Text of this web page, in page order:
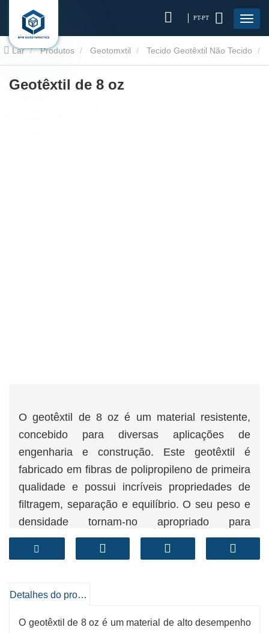
PT-PT
Lar Produtos Geotomxtil Tecido Geotêxtil Não Tecido
8 onças em geotêxtil
Geotêxtil de 8 oz
O geotêxtil de 8 oz é um material resistente,
concebido para diversas aplicações de
engenharia e construção. Este geotêxtil é
fabricado em fibras de polipropileno de primeira
qualidade e possui incríveis propriedades de
filtragem, separação e equilíbrio. O seu peso e
densidade tornam-no apropriado para
ambientes perturbadores, proporcionando
opções vantajosas para o controlo da erosão,
-Alta energia
pesadas.
Detalhes do produto
O geotêxtil de 8 oz é um material de alto desempenho